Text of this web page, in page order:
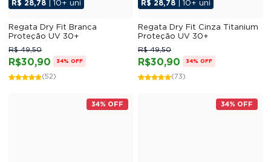
R$ 28,78 | 10+ uni
Regata Dry Fit Branca
Proteção UV 30+
R$30,90
R$ 49,50
34% OFF
(52)
R$ 28,78 | 10+ uni
Regata Dry Fit Cinza Titanium
Proteção UV 30+
R$30,90
R$ 49,50
34% OFF
(73)
34% OFF 34% OFF